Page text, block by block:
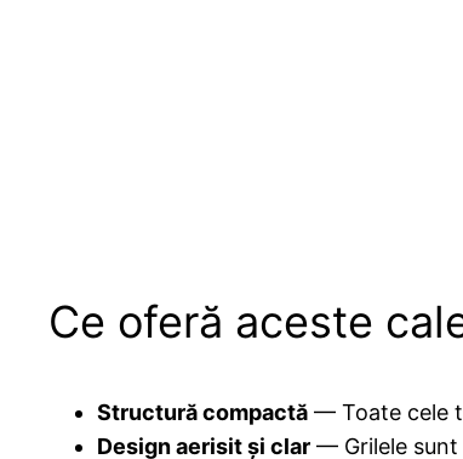
Ce oferă aceste
Structură compactă — Toate cele
Design aerisit și clar — Grilele sunt